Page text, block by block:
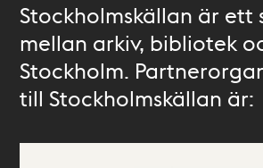
Stockholmskällan är ett
mellan arkiv, bibliotek
Stockholm.
till Stockholmskällan är: